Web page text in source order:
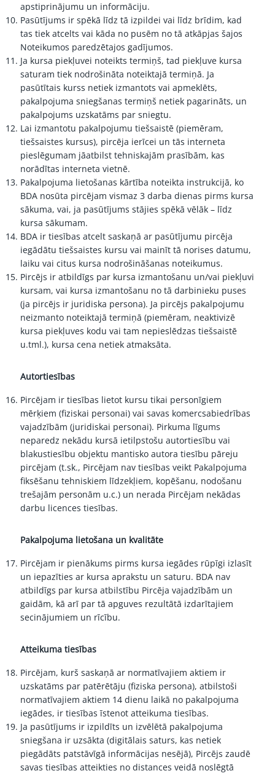
apstiprinājumu un informāciju.
Pasūtījums ir spēkā līdz tā izpildei vai līdz brīdim, kad
tas tiek atcelts vai kāda no pusēm no tā atkāpjas šajos
Noteikumos paredzētajos gadījumos.
Ja kursa piekļuvei noteikts termiņš, tad piekļuve kursa
saturam tiek nodrošināta noteiktajā termiņā. Ja
pasūtītais kurss netiek izmantots vai apmeklēts,
pakalpojuma sniegšanas termiņš netiek pagarināts, un
pakalpojums uzskatāms par sniegtu.
Lai izmantotu pakalpojumu tiešsaistē (piemēram,
tiešsaistes kursus), pircēja ierīcei un tās interneta
pieslēgumam jāatbilst tehniskajām prasībām, kas
norādītas interneta vietnē.
Pakalpojuma lietošanas kārtība noteikta instrukcijā, ko
BDA nosūta pircējam vismaz 3 darba dienas pirms kursa
sākuma, vai, ja pasūtījums stājies spēkā vēlāk – līdz
kursa sākumam.
BDA ir tiesības atcelt saskaņā ar pasūtījumu pircēja
iegādātu tiešsaistes kursu vai mainīt tā norises datumu,
laiku vai citus kursa nodrošināšanas noteikumus.
Pircējs ir atbildīgs par kursa izmantošanu un/vai piekļuvi
kursam, vai kursa izmantošanu no tā darbinieku puses
(ja pircējs ir juridiska persona). Ja pircējs pakalpojumu
neizmanto noteiktajā termiņā (piemēram, neaktivizē
kursa piekļuves kodu vai tam nepieslēdzas tiešsaistē
u.tml.), kursa cena netiek atmaksāta.
Autortiesības
Pircējam ir tiesības lietot kursu tikai personīgiem
mērķiem (fiziskai personai) vai savas komercsabiedrības
vajadzībām (juridiskai personai). Pirkuma līgums
neparedz nekādu kursā ietilpstošu autortiesību vai
blakustiesību objektu mantisko autora tiesību pāreju
pircējam (t.sk., Pircējam nav tiesības veikt Pakalpojuma
fiksēšanu tehniskiem līdzekļiem, kopēšanu, nodošanu
trešajām personām u.c.) un nerada Pircējam nekādas
darbu licences tiesības.
Pakalpojuma lietošana un kvalitāte
Pircējam ir pienākums pirms kursa iegādes rūpīgi izlasīt
un iepazīties ar kursa aprakstu un saturu. BDA nav
atbildīgs par kursa atbilstību Pircēja vajadzībām un
gaidām, kā arī par tā apguves rezultātā izdarītajiem
secinājumiem un rīcību.
Atteikuma tiesības
Pircējam, kurš saskaņā ar normatīvajiem aktiem ir
uzskatāms par patērētāju (fiziska persona), atbilstoši
normatīvajiem aktiem 14 dienu laikā no pakalpojuma
iegādes, ir tiesības īstenot atteikuma tiesības.
Ja pasūtījums ir izpildīts un izvēlētā pakalpojuma
sniegšana ir uzsākta (digitālais saturs, kas netiek
piegādāts patstāvīgā informācijas nesējā), Pircējs zaudē
savas tiesības atteikties no distances veidā noslēgtā